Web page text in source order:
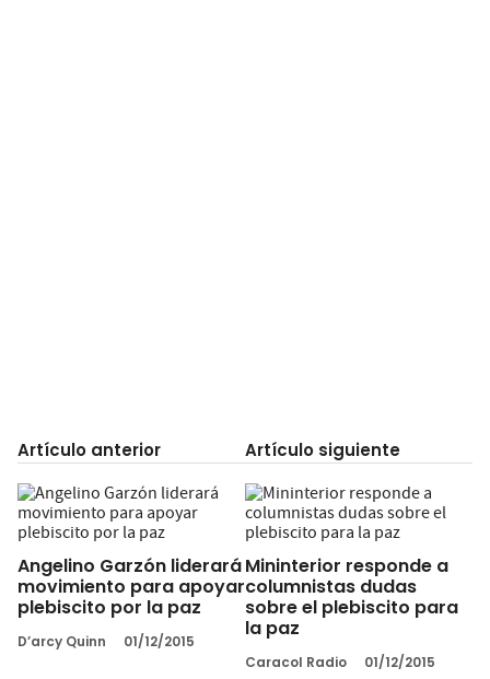
Artículo anterior
Angelino Garzón liderará
movimiento para apoyar
plebiscito por la paz
D’arcy Quinn 01/12/2015
Artículo siguiente
Mininterior responde a
columnistas dudas
sobre el plebiscito para
la paz
Caracol Radio 01/12/2015